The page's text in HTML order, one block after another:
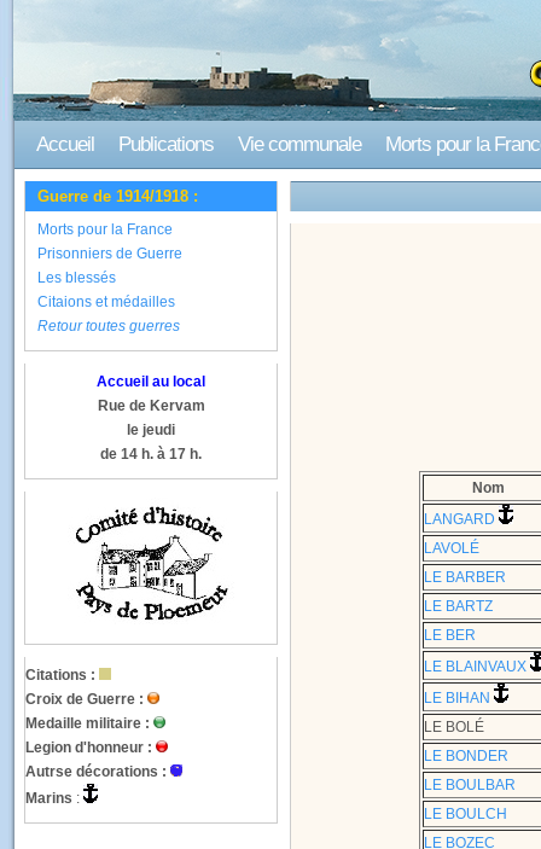
Accueil Publications Vie communale Morts pour la
Guerre de 1914/1918 :
Morts pour la France
Prisonniers de Guerre
Les blessés
Citaions et médailles
Retour toutes guerres
Accueil au local
Rue de Kervam
le jeudi
de 14 h. à 17 h.
Citations :
Croix de Guerre :
Medaille militaire :
Legion d'honneur :
Autrse décorations :
Marins :
Nom
LANGARD
LAVOLÉ
LE BARBER
LE BARTZ
LE BER
LE BLAINVAUX
LE BIHAN
LE BOLÉ
LE BONDER
LE BOULBAR
LE BOULCH
LE BOZEC